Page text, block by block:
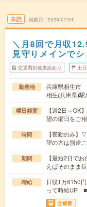
未読 掲載日 2026/07/24
＼月8回で月収
見守りメインで
交通費別途支給あり 土
勤務地
兵庫県相生市
相生(兵庫県)
曜日頻度
【週2日～OK
望の曜日をご相
時間
【夜勤のみ
望の方は別途
期間
【最短2日で
えばそのまま
時給
日収1万6150
って時給UP ■
交通費